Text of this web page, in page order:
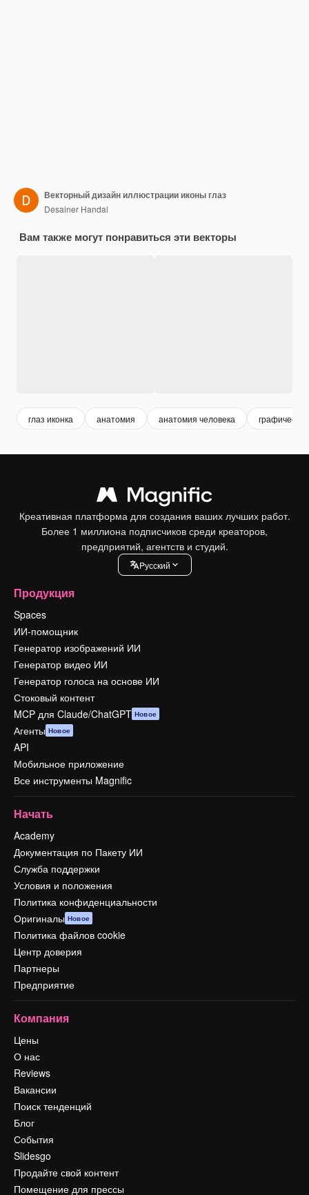
Векторный дизайн иллюстрации иконы глаз
Desainer Handal
Вам также могут понравиться эти векторы
глаз иконка анатомия анатомия человека
Креативная платформа для создания ваших лучших работ.
Более 1 миллиона подписчиков среди креаторов,
предприятий, агентств и студий.
Pусский
Продукция
Spaces
ИИ-помощник
Генератор изображений ИИ
Генератор видео ИИ
Генератор голоса на основе ИИ
Стоковый контент
MCP для Claude/ChatGPT Новое
Агенты Новое
API
Мобильное приложение
Все инструменты Magnific
Начать
Academy
Документация по Пакету ИИ
Служба поддержки
Условия и положения
Политика конфиденциальности
Оригиналы Новое
Политика файлов cookie
Центр доверия
Партнеры
Предприятие
Компания
Цены
О нас
Reviews
Вакансии
Поиск тенденций
Блог
События
Slidesgo
Продайте свой контент
Помещение для прессы